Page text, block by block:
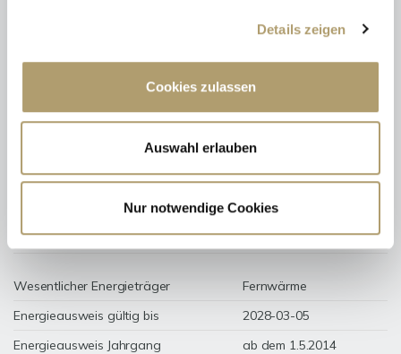
Details zeigen
Cookies zulassen
Auswahl erlauben
Nur notwendige Cookies
Energieausweis (Verbrauchsausweis)
72 kWh / (m²*a)
Energieverbrauchskennwert
Weitere Informationen
Wesentlicher Energieträger
Fernwärme
Energieausweis gültig bis
2028-03-05
Energieausweis Jahrgang
ab dem 1.5.2014